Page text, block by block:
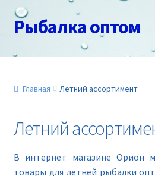
Перейти
к
навигации
Перейти
к
содержимому
Рыбалка оптом
Главная
О нас
Доставка и оплата
Акции
Главная Летний ассортимент
Летний
В интернет магазине Орион
товары для летней рыбалки